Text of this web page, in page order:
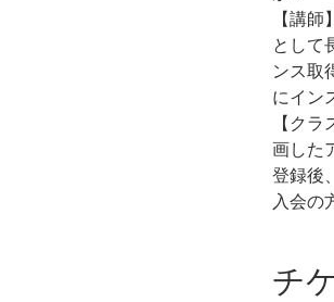
【講
として
ンス取
にイン
【ク
画した
登録後
入会の
チ